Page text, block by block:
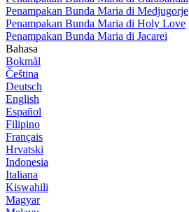
Penampakan Bunda Maria di Medjugorje
Penampakan Bunda Maria di Holy Love
Penampakan Bunda Maria di Jacarei
Bahasa
Bokmål
Čeština
Deutsch
English
Español
Filipino
Français
Hrvatski
Indonesia
Italiana
Kiswahili
Magyar